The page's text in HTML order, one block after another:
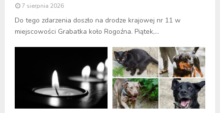
7 sierpnia 2026
Do tego zdarzenia doszło na drodze krajowej nr 11 w
miejscowości Grabatka koło Rogoźna. Piątek,...